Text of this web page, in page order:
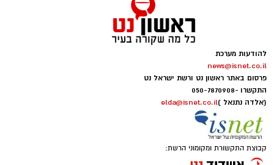
להודעות מערכת
news@isnet.co.il
פרסום באתר ראשון נט ורשת ישראל נט
התקשרו -050-7870908
(אלדה נתנאל )elda@isnet.co.il
קבוצת התקשורת ומקומוני הרשת: